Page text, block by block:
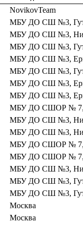
NovikovTeam
МБУ ДО СШ №3,
МБУ ДО СШ №3,
МБУ ДО СШ №3,
МБУ ДО СШ №3,
МБУ ДО СШ №3,
МБУ ДО СШ №3,
МБУ ДО СШ №3,
МБУ ДО СШОР № 7,
МБУ ДО СШ №3,
МБУ ДО СШ №3,
МБУ ДО СШОР № 7,
МБУ ДО СШОР № 7,
МБУ ДО СШ №3,
МБУ ДО СШ №3,
МБУ ДО СШ №3,
Москва
Москва